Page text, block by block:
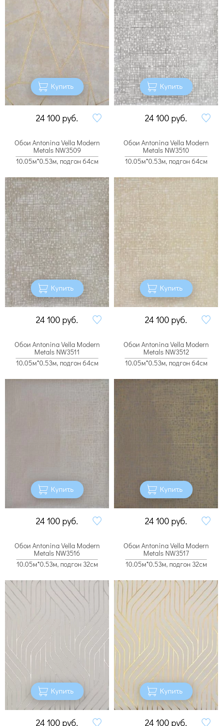
Купить
24 100 руб.
Купить
24 100 руб.
Обои Antonina Vella Modern
Metals NW3509
10.05м*0.53м, подгон 64см
Купить
24 100 руб.
Обои Antonina Vella Modern
Metals NW3510
10.05м*0.53м, подгон 64см
Купить
24 100 руб.
Обои Antonina Vella Modern
Metals NW3511
10.05м*0.53м, подгон 64см
Купить
24 100 руб.
Обои Antonina Vella Modern
Metals NW3512
10.05м*0.53м, подгон 64см
Купить
24 100 руб.
Обои Antonina Vella Modern
Metals NW3516
10.05м*0.53м, подгон 32см
Купить
24 100 руб.
Обои Antonina Vella Modern
Metals NW3517
10.05м*0.53м, подгон 32см
Купить
24 100 руб.